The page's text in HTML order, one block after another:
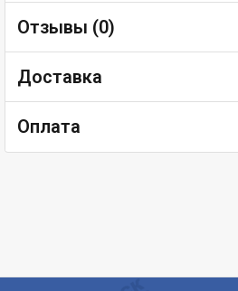
Отзывы (0)
Доставка
Оплата